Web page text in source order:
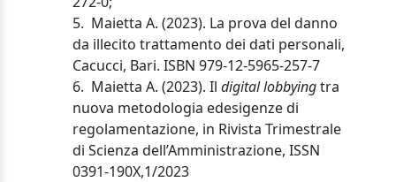
5. Maietta A. (2023). La prova del danno
da illecito trattamento dei dati personali,
Cacucci, Bari. ISBN 979-12-5965-257-7
6. Maietta A. (2023). Ildigital lobbyingtra
nuova metodologia edesigenze di
regolamentazione, in Rivista Trimestrale
di Scienza dell’Amministrazione, ISSN
0391-190X,1/2023